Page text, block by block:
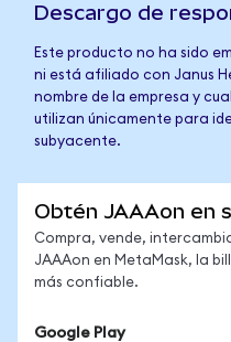
Descargo de
Este producto no ha sido
ni está afiliado con Janus
nombre de la empresa y
utilizan únicamente para
subyacente.
Obtén JAAAon en
Compra, vende,
JAAAon en MetaMask, la
más confiable.
Google Play